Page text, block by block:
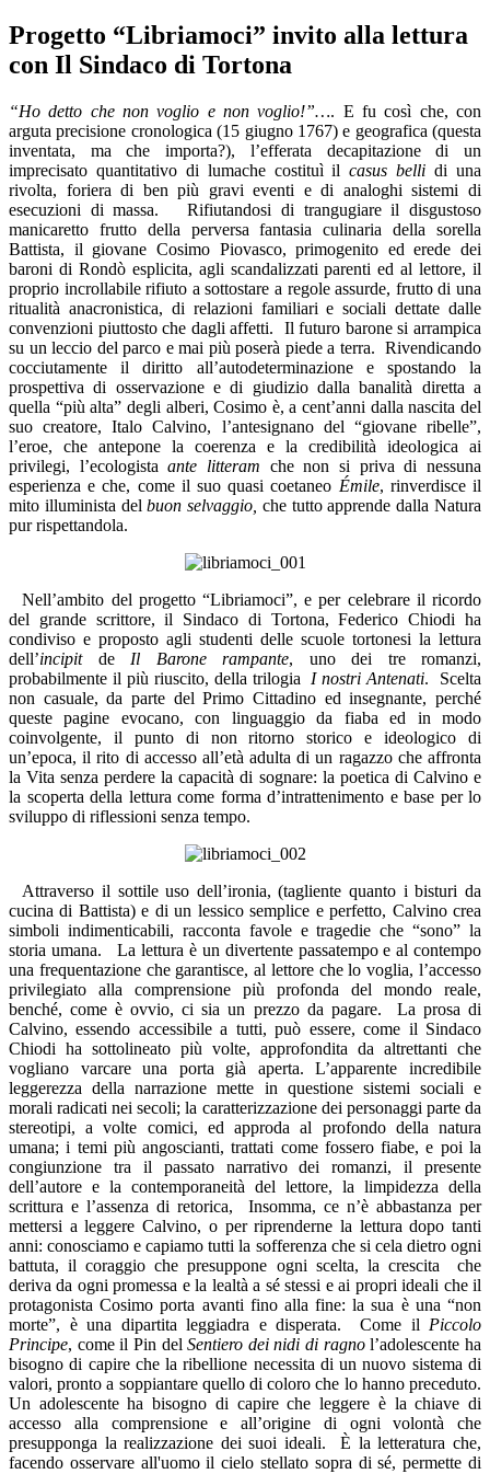
Progetto “Libriamoci” invito alla lettura
con Il Sindaco di Tortona
“Ho detto che non voglio e non voglio!”…. E fu così che, con
arguta precisione cronologica (15 giugno 1767) e geografica (questa
inventata, ma che importa?), l’efferata decapitazione di un
imprecisato quantitativo di lumache costituì ilcasus belli di una
rivolta, foriera di ben più gravi eventi e di analoghi sistemi di
esecuzioni di massa.
Rifiutandosi di trangugiare il disgustoso
manicaretto frutto della perversa fantasia culinaria della sorella
Battista, il giovane Cosimo Piovasco, primogenito ed erede dei
baroni di Rondò esplicita, agli scandalizzati parenti ed al lettore, il
proprio incrollabile rifiuto a sottostare a regole assurde, frutto di una
ritualità anacronistica, di relazioni familiari e sociali dettate dalle
convenzioni piuttosto che dagli affetti.
Il futuro barone si arrampica
su un leccio del parco e mai più poserà piede a terra. Rivendicando
cocciutamente il diritto all’autodeterminazione e spostando la
prospettiva di osservazione e di giudizio dalla banalità diretta a
quella “più alta” degli alberi, Cosimo è, a cent’anni dalla nascita del
suo creatore, Italo Calvino, l’antesignano del “giovane ribelle”,
l’eroe, che antepone la coerenza e la credibilità ideologica ai
privilegi, l’ecologistaante litteram che non si priva di nessuna
esperienza e che, come il suo quasi coetaneo Émile, rinverdisce il
mito illuminista delbuon selvaggio, che tutto apprende dalla Natura
pur rispettandola.
Nell’ambito del progetto “Libriamoci”, e per celebrare il ricordo
del grande scrittore, il Sindaco di Tortona, Federico Chiodi ha
condiviso e proposto agli studenti delle scuole tortonesi la lettura
dell’incipitde Il Barone rampante, uno dei tre romanzi,
probabilmente il più riuscito, della trilogia
I nostri Antenati.
Scelta
non casuale, da parte del Primo Cittadino ed insegnante, perché
queste pagine evocano, con linguaggio da fiaba ed in modo
coinvolgente, il punto di non ritorno storico e ideologico di
un’epoca, il rito di accesso all’età adulta di un ragazzo che affronta
la Vita senza perdere la capacità di sognare: la poetica di Calvino e
la scoperta della lettura come forma d’intrattenimento e base per lo
sviluppo di riflessioni senza tempo.
Attraverso il sottile uso dell’ironia, (tagliente quanto i bisturi da
cucina di Battista) e di un lessico semplice e perfetto, Calvino crea
simboli indimenticabili, racconta favole e tragedie che “sono” la
storia umana.
La lettura è un divertente passatempo e al contempo
una frequentazione che garantisce, al lettore che lo voglia, l’accesso
privilegiato alla comprensione più profonda del mondo reale,
benché, come è ovvio, ci sia un prezzo da pagare.
La prosa di
Calvino, essendo accessibile a tutti, può essere, come il Sindaco
Chiodi ha sottolineato più volte, approfondita da altrettanti che
vogliano varcare una porta già aperta. L’apparente incredibile
leggerezza della narrazione mette in questione sistemi sociali e
morali radicati nei secoli; la caratterizzazione dei personaggi parte da
stereotipi, a volte comici, ed approda al profondo della natura
umana; i temi più angoscianti, trattati come fossero fiabe, e poi la
congiunzione tra il passato narrativo dei romanzi, il presente
dell’autore e la contemporaneità del lettore, la limpidezza della
scrittura e l’assenza di retorica,
Insomma, ce n’è abbastanza per
mettersi a leggere Calvino, o per riprenderne la lettura dopo tanti
anni: conosciamo e capiamo tutti la sofferenza che si cela dietro ogni
battuta, il coraggio che presuppone ogni scelta, la crescita
che
deriva da ogni promessa e la lealtà a sé stessi e ai propri ideali che il
protagonista Cosimo porta avanti fino alla fine: la sua è una “non
morte”, è una dipartita leggiadra e disperata.
Come il Piccolo
Principe, come il Pin delSentiero dei nidi di ragnol’adolescente ha
bisogno di capire che la ribellione necessita di un nuovo sistema di
valori, pronto a soppiantare quello di coloro che lo hanno preceduto.
Un adolescente ha bisogno di capire che leggere è la chiave di
accesso alla comprensione e all’origine di ogni volontà che
presupponga la realizzazione dei suoi ideali.
È la letteratura che,
facendo osservare all'uomo il cielo stellato sopra di sé, permette di